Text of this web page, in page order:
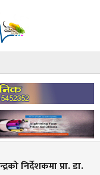
स्वास्थ्य शिक्षाको